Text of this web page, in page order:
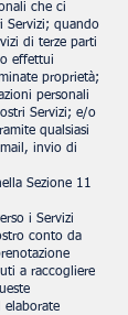
che ci
Servizi; quando
di terze parti
effettui
proprietà;
personali
Servizi; e/o
qualsiasi
invio di
Sezione 11
i Servizi
conto da
a raccogliere
elaborate